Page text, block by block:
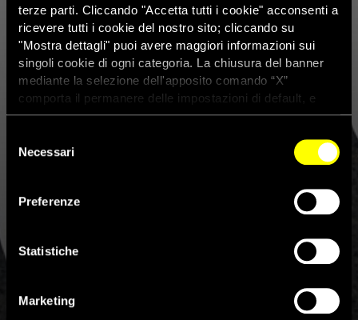
terze parti. Cliccando "Accetta tutti i cookie" acconsenti a
ricevere tutti i cookie del nostro sito; cliccando su
"Mostra dettagli" puoi avere maggiori informazioni sui
singoli cookie di ogni categoria. La chiusura del banner
mediante la selezione dell'apposito comando “X”
comporta il permanere delle impostazioni di default, e
dunque la continuazione della navigazione con i cookie
dei cookie attivi sul sito clicca
delNecessari
Preferenze
Statistiche
Marketing
COLOMBIA: PROTEGGERE I SINDACALISTI
DEL SINALTRAINAL